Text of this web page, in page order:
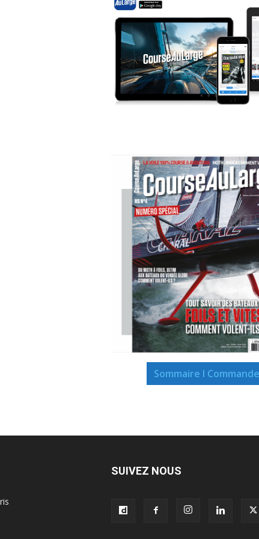
Sommaire I
SUIVEZ NOUS